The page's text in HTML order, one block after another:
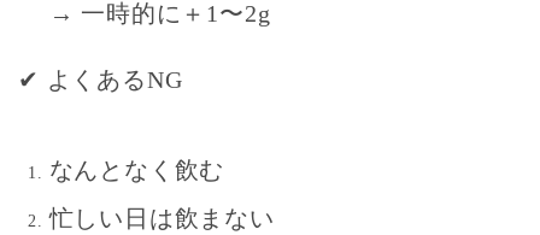
→ 一時的に＋1〜2g
✔ よくあるNG
なんとなく飲む
忙しい日は飲まない